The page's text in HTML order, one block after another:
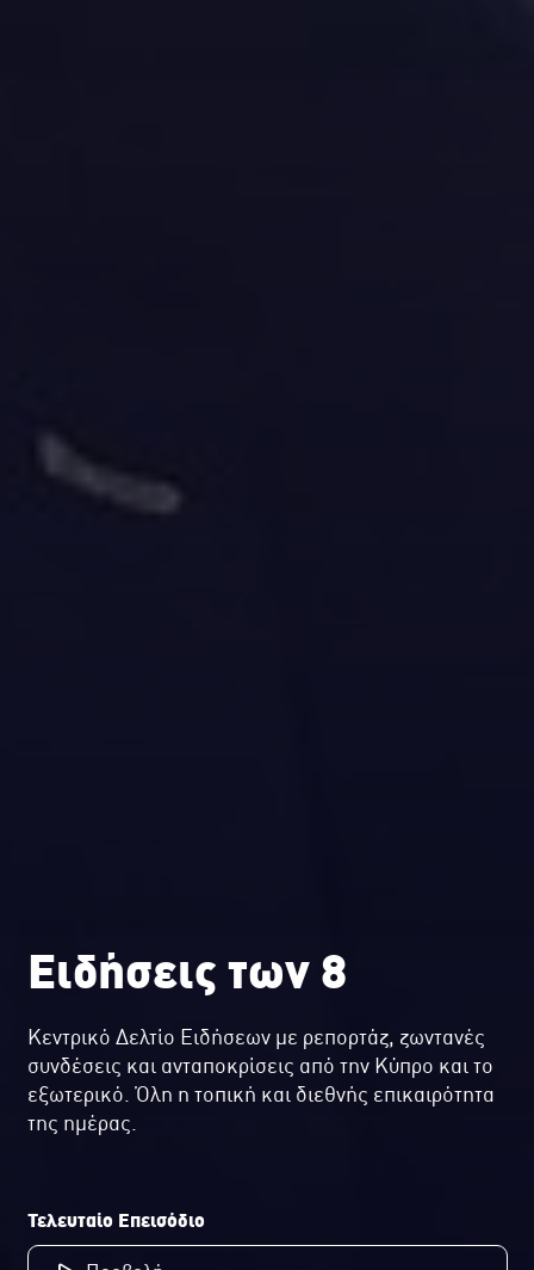
Ειδήσεις των 8
Κεντρικό Δελτίο Ειδήσεων με ρεπορτάζ, ζωντανές
συνδέσεις και ανταποκρίσεις από την Κύπρο και το
εξωτερικό. Όλη η τοπική και διεθνής επικαιρότητα
της ημέρας.
Τελευταίο Επεισόδιο